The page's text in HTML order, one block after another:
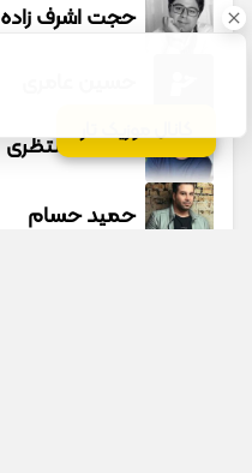
کانال موزیک تار
حجت اشرف زاده
حسین منتظری
حمید حسام